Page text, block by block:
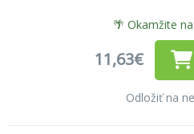
🌴 Okamžite
11,63€
Odložiť na